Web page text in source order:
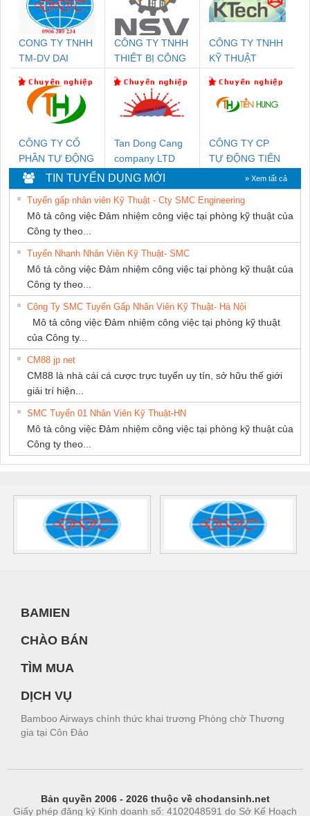
CONG TY TNHH
TM-DV DAI
CÔNG TY TNHH
THIẾT BỊ CÔNG
SETSUBI VIỆT
NAM
CÔNG TY TNHH
KỸ THUẬT
NAM
CÔNG TY CỔ
PHẦN TỰ ĐỘNG
TIẾN HƯNG
Tan Dong Cang
company LTD
CÔNG TY CP
TỰ ĐỘNG TIẾN
TIN TUYỂN DỤNG MỚI » Xem tất cả
Tuyển gấp nhân viên Kỹ Thuật - Cty SMC Engineering
Mô tả công việc Đảm nhiệm công việc tại phòng kỹ thuật của
Công ty theo...
Tuyển Nhanh Nhân Viên Kỹ Thuật- SMC
Mô tả công việc Đảm nhiệm công việc tại phòng kỹ thuật của
Công ty theo...
Công Ty SMC Tuyển Gấp Nhân Viên Kỹ Thuật- Hà Nội
Mô tả công việc Đảm nhiệm công việc tại phòng kỹ thuật
của Công ty...
CM88 jp net
CM88 là nhà cái cá cược trực tuyến uy tín, sở hữu thế giới
giải trí hiện...
SMC Tuyển 01 Nhân Viên Kỹ Thuật-HN
Mô tả công việc Đảm nhiệm công việc tại phòng kỹ thuật của
Công ty theo...
BAMIEN
CHÀO BÁN
TÌM MUA
DỊCH VỤ
Bamboo Airways chính thức khai trương Phòng chờ Thương
gia tại Côn Đảo
Bản quyền 2006 - 2026 thuộc về chodansinh.net
Giấy phép đăng ký Kinh doanh số: 4102048591 do Sở Kế Hoạch